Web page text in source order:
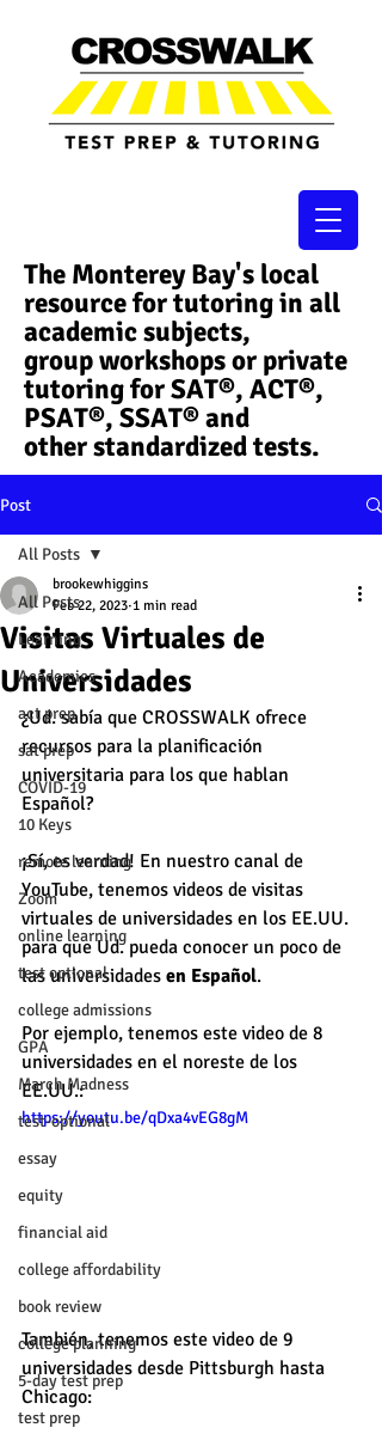
The Monterey Bay's local
resource for tutoring in all
academic subjects,
group workshops or private
tutoring for SAT®, ACT®,
PSAT®, SSAT®​ and
other standardized tests.
Post
All Posts
Learning
Academics
act prep
sat prep
COVID-19
10 Keys
remote learning
Zoom
online learning
test optional
college admissions
GPA
March Madness
test-optional
essay
equity
financial aid
college affordability
book review
college planning
5-day test prep
test prep
All Posts
Visitas Virtuales de
Universidades
brookewhiggins
Feb 22, 2023 1 min read
¿Ud. sabía que CROSSWALK ofrece
recursos para la planificación
universitaria para los que hablan
Español?
¡Sí, es verdad! En nuestro canal de
YouTube, tenemos videos de visitas
virtuales de universidades en los EE.UU.
para que Ud. pueda conocer un poco de
las universidades en Español.
Por ejemplo, tenemos este video de 8
universidades en el noreste de los
EE.UU.:
https://youtu.be/qDxa4vEG8gM
También, tenemos este video de 9
universidades desde Pittsburgh hasta
Chicago: